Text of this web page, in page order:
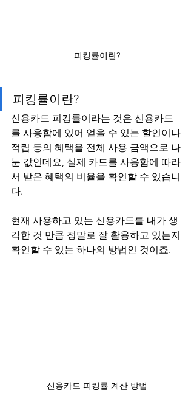
피킹률이란?
피킹률이란?
신용카드 피킹률이라는 것은 신용카드
를 사용함에 있어 얻을 수 있는 할인이나
적립 등의 혜택을 전체 사용 금액으로 나
눈 값인데요, 실제 카드를 사용함에 따라
서 받은 혜택의 비율을 확인할 수 있습니
다.
현재 사용하고 있는 신용카드를 내가 생
각한 것 만큼 정말로 잘 활용하고 있는지
확인할 수 있는 하나의 방법인 것이죠.
신용카드 피킹률 계산 방법